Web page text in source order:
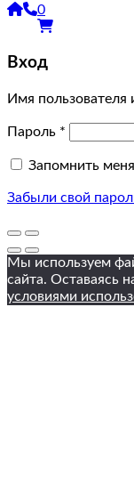
0
Вход
Имя пользователя
Пароль *
Запомнить меня
Забыли свой
Мы используем
сайта. Оставаясь
условиями